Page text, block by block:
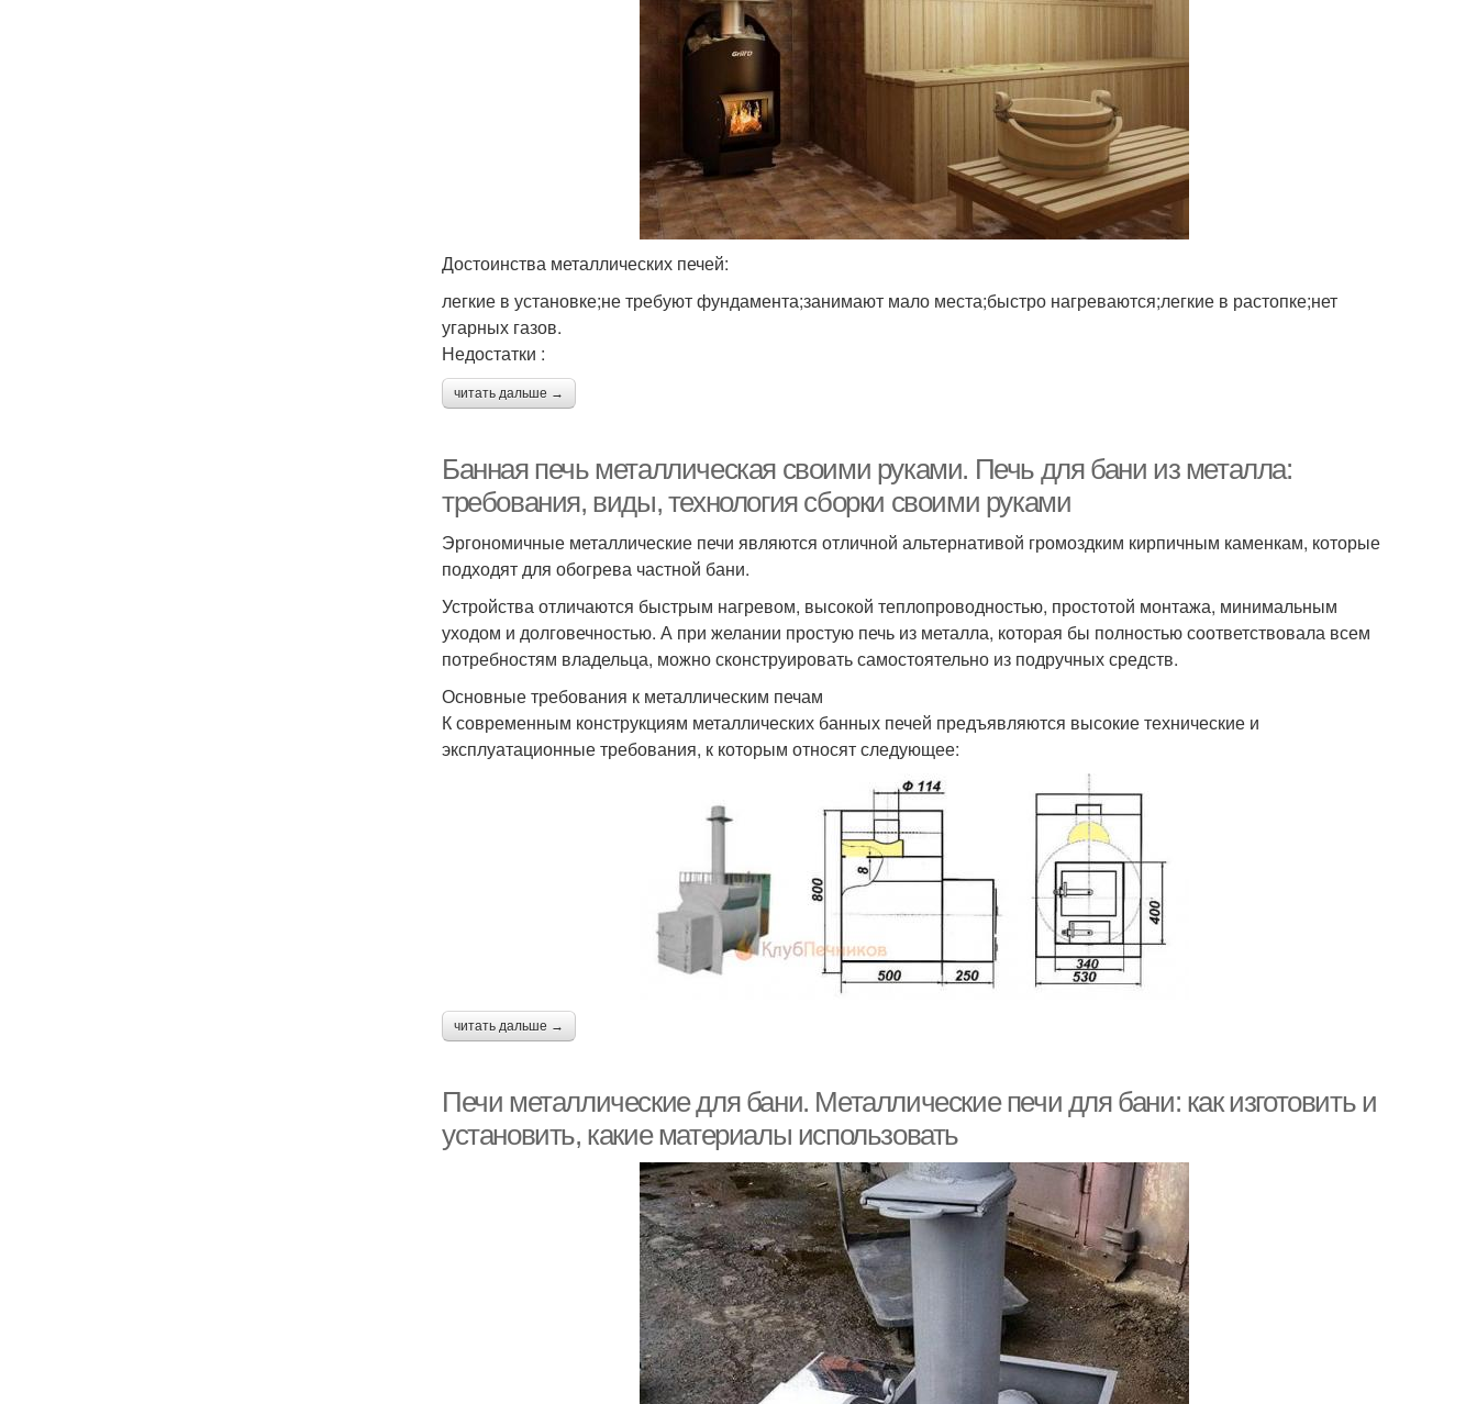
Достоинства металлических печей:
легкие в установке;не требуют фундамента;занимают мало места;быстро нагреваются;легкие в растопке;нет
угарных газов.
Недостатки :
читать дальше →
Банная печь металлическая своими руками. Печь для бани из металла:
требования, виды, технология сборки своими руками
Эргономичные металлические печи являются отличной альтернативой громоздким кирпичным каменкам, которые
подходят для обогрева частной бани.
Устройства отличаются быстрым нагревом, высокой теплопроводностью, простотой монтажа, минимальным
уходом и долговечностью. А при желании простую печь из металла, которая бы полностью соответствовала всем
потребностям владельца, можно сконструировать самостоятельно из подручных средств.
Основные требования к металлическим печам
К современным конструкциям металлических банных печей предъявляются высокие технические и
эксплуатационные требования, к которым относят следующее:
читать дальше →
Печи металлические для бани. Металлические печи для бани: как изготовить и
установить, какие материалы использовать